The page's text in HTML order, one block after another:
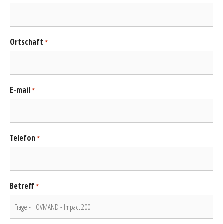
Ortschaft *
E-mail*
Telefon*
Betreff*